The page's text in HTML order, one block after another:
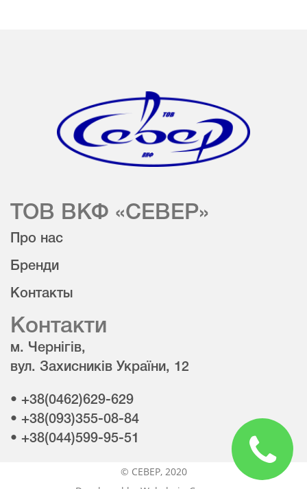
ТОВ ВКФ «СЕВЕР»
Про нас
Бренди
Контакты
Контакти
м. Чернігів,
вул. Захисників України, 12
• +38(0462)629-629
• +38(093)355-08-84
• +38(044)599-95-51
© CЕВЕР, 2020